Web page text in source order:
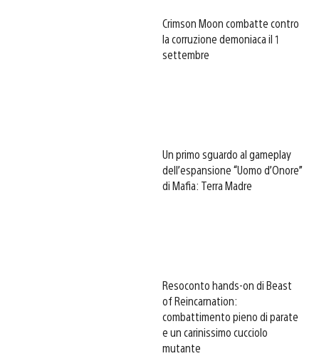
Crimson Moon combatte contro
la corruzione demoniaca il 1
settembre
Un primo sguardo al gameplay
dell’espansione “Uomo d’Onore”
di Mafia: Terra Madre
Resoconto hands-on di Beast
of Reincarnation:
combattimento pieno di parate
e un carinissimo cucciolo
mutante